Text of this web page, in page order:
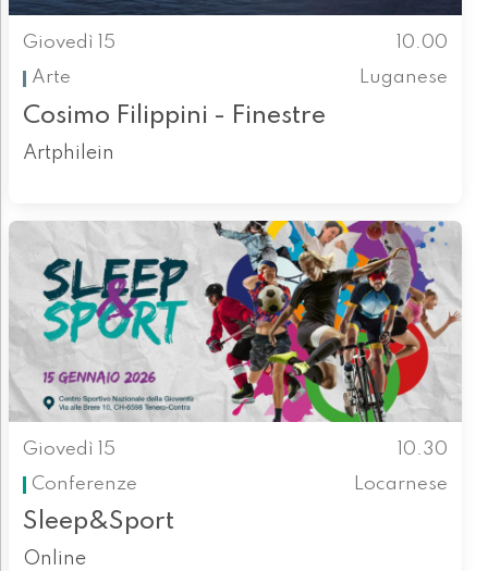
Giovedì 15
10.00
Arte
Luganese
Cosimo Filippini - Finestre
Artphilein
Giovedì 15
10.30
Conferenze
Locarnese
Sleep&Sport
Online